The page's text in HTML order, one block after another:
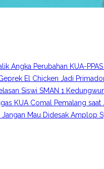
Angka Perubahan KUA-
El Chicken Jadi
Siswi SMAN 1
KUA Comal Pemalang saat
Mau Didesak Amplop